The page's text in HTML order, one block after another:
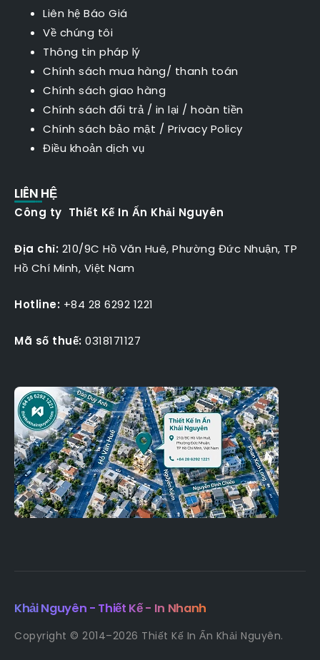
Liên hệ Báo Giá
Về chúng tôi
Thông tin pháp lý
Chính sách mua hàng/ thanh toán
Chính sách giao hàng
Chính sách đổi trả / in lại / hoàn tiền
Chính sách bảo mật / Privacy Policy
Điều khoản dịch vụ
LIÊN HỆ
Công ty Thiết Kế In Ấn Khải Nguyên
Địa chỉ: 210/9C Hồ Văn Huê, Phường Đức Nhuận, TP
Hồ Chí Minh, Việt Nam
Hotline: +84 28 6292 1221
Mã số thuế: 0318171127
Khải Nguyên - Thiết Kế - In Nhanh
Copyright © 2014–2026 Thiết Kế In Ấn Khải Nguyên.